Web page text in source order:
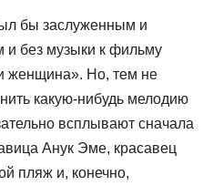
бы заслуженным и
и без музыки к фильму
женщина». Но, тем не
какую-нибудь мелодию
всплывают сначала
Анук Эме, красавец
пляж и, конечно,